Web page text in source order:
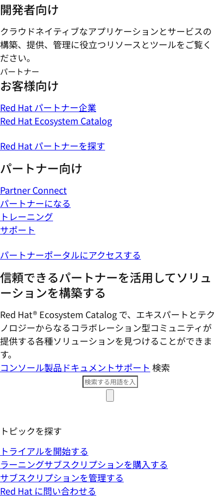
開発者向け
クラウドネイティブなアプリケーションとサービスの
構築、提供、管理に役立つリソースとツールをご覧く
ださい。
パートナー
お客様向け
Red Hat パートナー企業
Red Hat Ecosystem Catalog
Red Hat パートナーを探す
パートナー向け
Partner Connect
パートナーになる
トレーニング
サポート
パートナーポータルにアクセスする
信頼できるパートナーを活用してソリュ
ーションを構築する
Red Hat® Ecosystem Catalog で、エキスパートとテク
ノロジーからなるコラボレーション型コミ​ュニティが
提供する各種ソリューションを見つけることができま
す。
コンソール製品ドキュメントサポート 検索
トピックを探す
トライアルを開始する
ラーニングサブスクリプションを購入する
サブスクリプションを管理する
Red Hat に問い合わせる